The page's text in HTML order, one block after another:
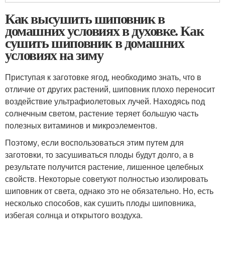
Как высушить шиповник в
домашних условиях в духовке. Как
сушить шиповник в домашних
условиях на зиму
Приступая к заготовке ягод, необходимо знать, что в
отличие от других растений, шиповник плохо переносит
воздействие ультрафиолетовых лучей. Находясь под
солнечным светом, растение теряет большую часть
полезных витаминов и микроэлементов.
Поэтому, если воспользоваться этим путем для
заготовки, то засушиваться плоды будут долго, а в
результате получится растение, лишенное целебных
свойств. Некоторые советуют полностью изолировать
шиповник от света, однако это не обязательно. Но, есть
несколько способов, как сушить плоды шиповника,
избегая солнца и открытого воздуха.